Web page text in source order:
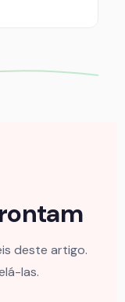
deste artigo.
las.